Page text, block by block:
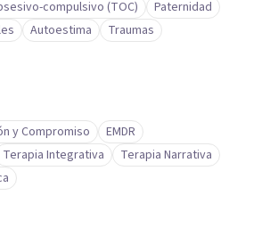
compulsivo (TOC)
Paternidad
Autoestima Traumas
y Compromiso
EMDR
Terapia Integrativa
Terapia Narrativa